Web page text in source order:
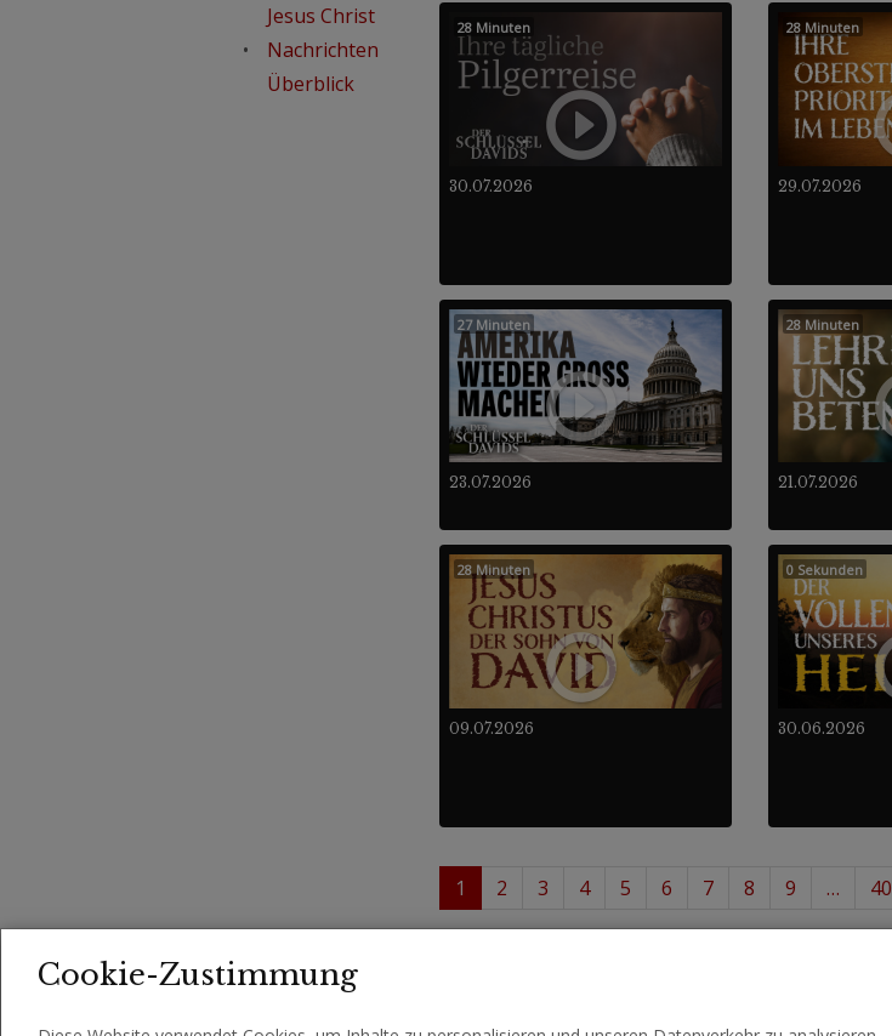
Jesus Christ
Nachrichten
Überblick
30.07.2026
28 Minuten
29.07.2026
28 Minuten
23.07.2026
27 Minuten
21.07.2026
28 Minuten
09.07.2026
28 Minuten
30.06.2026
0 Sekunden
1 2 3 4 5 6 7 8 9 … 40
Cookie-Zustimmung